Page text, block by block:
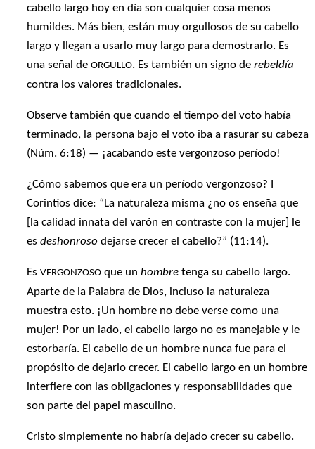
cabello largo hoy en día son cualquier cosa menos
humildes. Más bien, están muy orgullosos de su cabello
largo y llegan a usarlo muy largo para demostrarlo. Es
una señal deORGULLO. Es también un signo derebeldía
contra los valores tradicionales.
Observe también que cuando el tiempo del voto había
terminado, la persona bajo el voto iba a rasurar su cabeza
(Núm. 6:18) — ¡acabando este vergonzoso período!
¿Cómo sabemos que era un período vergonzoso? I
Corintios dice: “La naturaleza misma ¿no os enseña que
[la calidad innata del varón en contraste con la mujer] le
esdeshonroso dejarse crecer el cabello?” (11:14).
EsVERGONZOSO que unhombre tenga su cabello largo.
Aparte de la Palabra de Dios, incluso la naturaleza
muestra esto. ¡Un hombre no debe verse como una
mujer! Por un lado, el cabello largo no es manejable y le
estorbaría. El cabello de un hombre nunca fue para el
propósito de dejarlo crecer. El cabello largo en un hombre
interfiere con las obligaciones y responsabilidades que
son parte del papel masculino.
Cristo simplemente no habría dejado crecer su cabello.